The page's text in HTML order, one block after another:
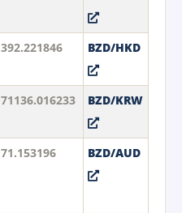
392.221846 BZD/HKD
71136.016233 BZD/KRW
71.153196 BZD/AUD